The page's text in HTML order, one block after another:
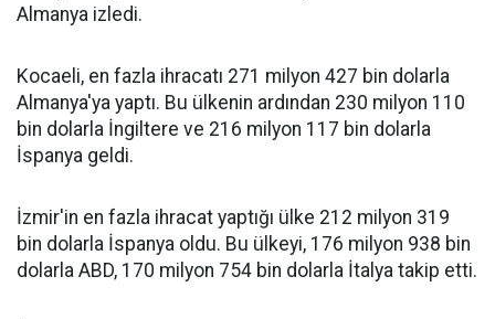
Almanya izledi.
Kocaeli, en fazla ihracatı 271 milyon 427 bin dolarla
Almanya'ya yaptı. Bu ülkenin ardından 230 milyon 110
bin dolarla İngiltere ve 216 milyon 117 bin dolarla
İspanya geldi.
İzmir'in en fazla ihracat yaptığı ülke 212 milyon 319
bin dolarla İspanya oldu. Bu ülkeyi, 176 milyon 938 bin
dolarla ABD, 170 milyon 754 bin dolarla İtalya takip etti.